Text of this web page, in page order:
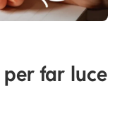
far luce